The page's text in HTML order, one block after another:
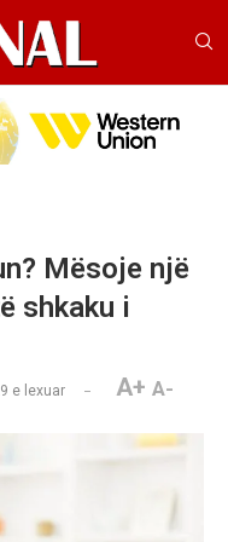
Mësoje një
shkaku i
e lexuar A+ A-